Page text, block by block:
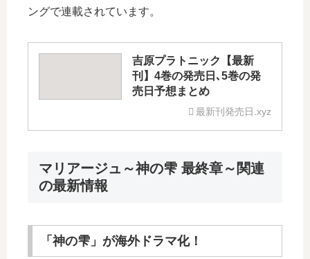
ングで連載されています。
吉原プラトニック【最新
刊】4巻の発売日､5巻の発
売日予想まとめ
最新刊発売日.xyz
マリアージュ～神の雫 最終章～関連
の最新情報
「神の雫」が海外ドラマ化！